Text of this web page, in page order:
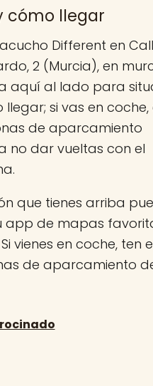
cómo llegar
Different en
2 (Murcia), en
aquí al lado para
si vas en coche,
de aparcamiento
no dar vueltas con el
que tienes arriba
app de mapas
vienes en coche, ten
de aparcamiento